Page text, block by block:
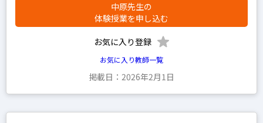
中原先生の
体験授業を申し込む
お気に入り登録
お気に入り教師一覧
掲載日：2026年2月1日